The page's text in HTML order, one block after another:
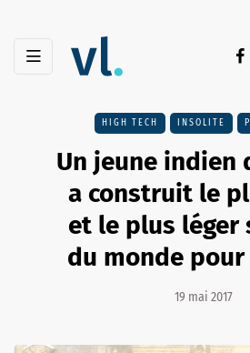
HIGH TECH INSOLITE
Un jeune indien
a construit le
et le plus léger
du monde pour
19 mai 2017